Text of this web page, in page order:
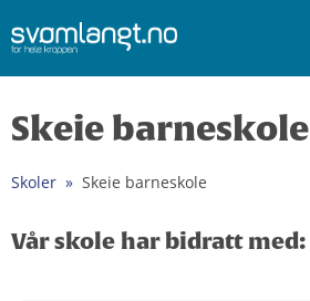
Skeie barneskole
Skoler Skeie barneskole
Vår skole har bidratt med: